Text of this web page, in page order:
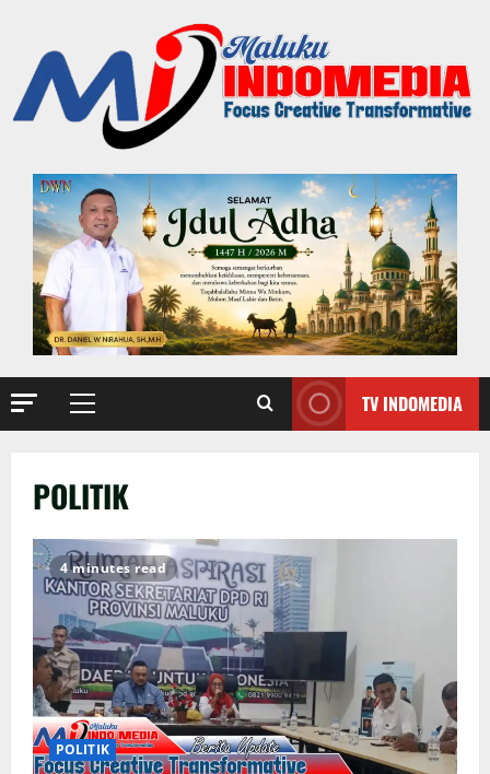
TV INDOMEDIA
POLITIK
4 minutes read
POLITIK